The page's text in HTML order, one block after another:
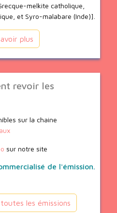
melkite catholique,
et Syro-malabare (Inde)].
plus
revoir les
sur la chaine
sur notre site
de l'émission.
les émissions